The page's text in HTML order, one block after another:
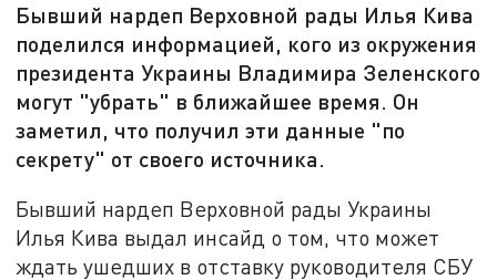
Бывший нардеп Верховной рады Илья Кива
поделился информацией, кого из окружения
президента Украины Владимира Зеленского
могут "убрать" в ближайшее время. Он
заметил, что получил эти данные "по
секрету" от своего источника.
Бывший нардеп Верховной рады Украины
Илья Кива выдал инсайд о том, что может
ждать ушедших в отставку руководителя СБУ